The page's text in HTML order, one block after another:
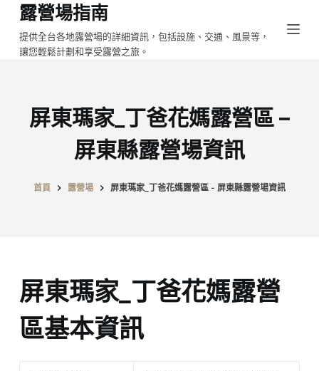
跳
至
主
露營場指南
提供全台各地露營場的詳細資訊，包括設施、交通、風景等，
讓您輕鬆計劃和享受露營之旅。
屏東瑪家_丁爸花媽露營區 –
屏東縣露營場資訊
首頁 露營場 屏東瑪家_丁爸花媽露營區 - 屏東縣露營場資訊
屏東瑪家_丁爸花媽露營
區基本資訊